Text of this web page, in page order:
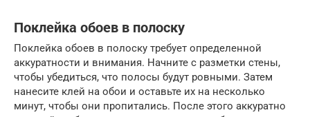
Поклейка обоев в полоску
Поклейка обоев в полоску требует определенной
аккуратности и внимания. Начните с разметки стены,
чтобы убедиться, что полосы будут ровными. Затем
нанесите клей на обои и оставьте их на несколько
минут, чтобы они пропитались. После этого аккуратно